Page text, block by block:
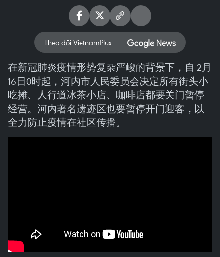
Theo dõi VietnamPlus
在新冠肺炎疫情形势复杂严峻的背景下，自 2月
16日0时起，河内市人民委员会决定所有街头小
吃摊、人行道冰茶小店、咖啡店都要关门暂停
经营。河内著名遗迹区也要暂停开门迎客，以
全力防止疫情在社区传播。